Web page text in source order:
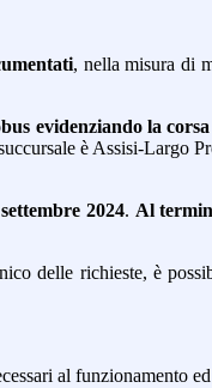
, nella misura di
evidenziando la corsa
è Assisi-Largo
2024. Al
delle richieste, è
al funzionamento